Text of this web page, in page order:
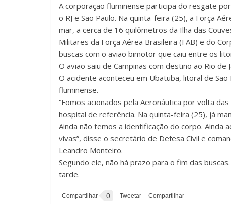
A corporação fluminense participa do resgate
o RJ e São Paulo. Na quinta-feira (25), a Força
mar, a cerca de 16 quilômetros da Ilha das
Militares da Força Aérea Brasileira (FAB) e do
buscas com o avião bimotor que caiu entre os
O avião saiu de Campinas com destino ao Rio de
O acidente aconteceu em Ubatuba, litoral de
fluminense.
“Fomos acionados pela Aeronáutica por volta
hospital de referência. Na quinta-feira (25), já
Ainda não temos a identificação do corpo.
vivas”, disse o secretário de Defesa Civil e
Leandro Monteiro.
Segundo ele, não há prazo para o fim das
tarde.
0